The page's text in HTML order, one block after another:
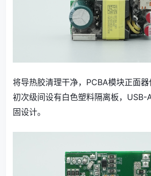
将导热胶清理干净，PCBA模块正面器
初次级间设有白色塑料隔离板，USB-
固设计。